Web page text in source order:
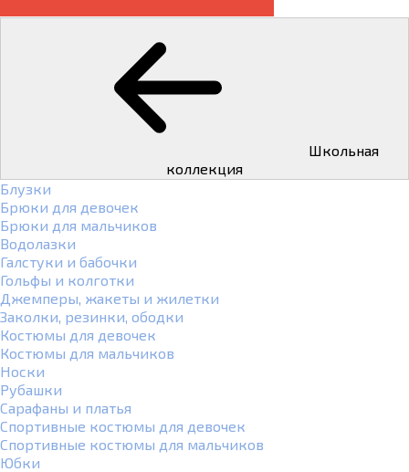
коллекция
Блузки
Брюки для девочек
Брюки для мальчиков
Водолазки
Галстуки и бабочки
Гольфы и колготки
Джемперы, жакеты и жилетки
Заколки, резинки, ободки
Костюмы для девочек
Костюмы для мальчиков
Носки
Рубашки
Сарафаны и платья
Спортивные костюмы для девочек
Спортивные костюмы для мальчиков
Юбки